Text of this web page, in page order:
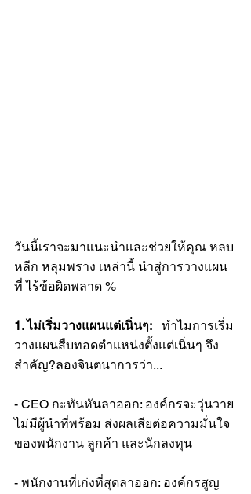
วันนี้เราจะมาแนะนำและช่วยให้คุณ หลบ
หลีก หลุมพราง เหล่านี้ นำสู่การวางแผน
ที่ ไร้ข้อผิดพลาด %
1. ไม่เริ่มวางแผนแต่เนิ่นๆ: ทำไมการเริ่ม
วางแผนสืบทอดตำแหน่งตั้งแต่เนิ่นๆ จึง
สำคัญ?ลองจินตนาการว่า...
- CEO กะทันหันลาออก: องค์กรจะวุ่นวาย
ไม่มีผู้นำที่พร้อม ส่งผลเสียต่อความมั่นใจ
ของพนักงาน ลูกค้า และนักลงทุน
- พนักงานที่เก่งที่สุดลาออก: องค์กรสูญ